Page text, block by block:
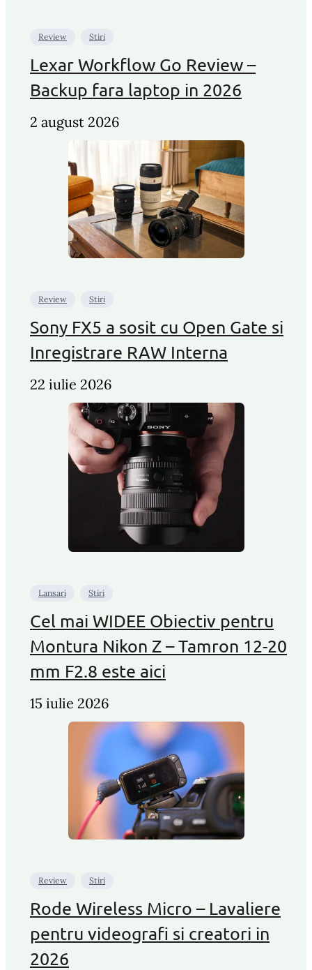
Review Stiri
Lexar Workflow Go Review –
Backup fara laptop in 2026
2 august 2026
Review Stiri
Sony FX5 a sosit cu Open Gate si
Inregistrare RAW Interna
22 iulie 2026
Lansari Stiri
Cel mai WIDEE Obiectiv pentru
Montura Nikon Z – Tamron 12-20
mm F2.8 este aici
15 iulie 2026
Review Stiri
Rode Wireless Micro – Lavaliere
pentru videografi si creatori in
2026